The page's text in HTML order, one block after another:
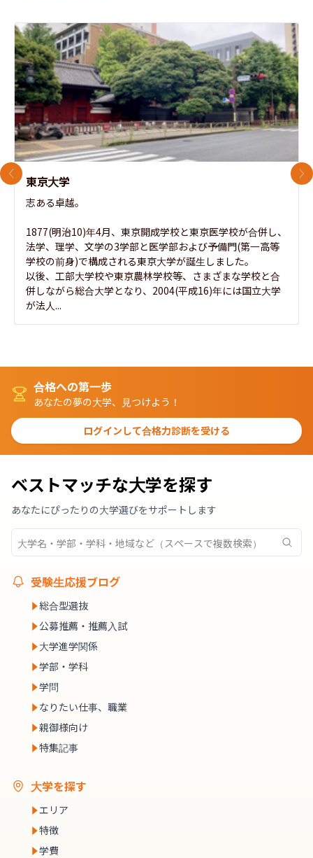
東京大学
志ある卓越。
1877(明治10)年4月、東京開成学校と東京医学校が合併し、
法学、理学、文学の3学部と医学部および予備門(第一高等
学校の前身)で構成される東京大学が誕生しました。
以後、工部大学校や東京農林学校等、さまざまな学校と合
併しながら総合大学となり、2004(平成16)年には国立大学
が法人...
前のスライド 次
合格への第一歩
あなたの夢の大学、見つけよう！
ログインして合格力診断を受ける
ベストマッチな大学を探す
あなたにぴったりの大学選びをサポートします
受験生応援ブログ
総合型選抜
公募推薦・推薦入試
大学進学関係
学部・学科
学問
なりたい仕事、職業
親御様向け
特集記事
大学を探す
エリア
特徴
学費